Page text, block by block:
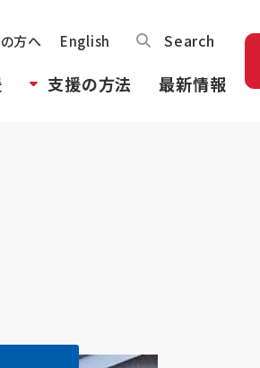
方へ English Search
支援の方法 最新情報